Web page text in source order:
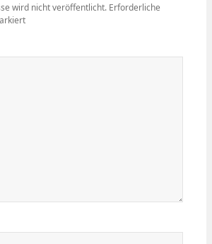
wird nicht veröffentlicht. Erforderliche